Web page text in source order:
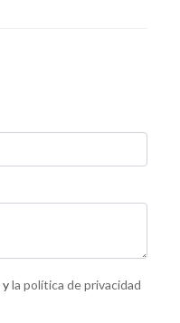
yla política de privacidad